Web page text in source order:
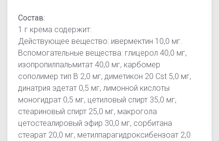
Состав:
1 г крема содержит:
Действующее вещество: ивермектин 10,0 мг.
Вспомогательные вещества: глицерол 40,0 мг,
изопропилпальмитат 40,0 мг, карбомер
сополимер тип В 2,0 мг, диметикон 20 Cst 5,0 мг,
динатрия эдетат 0,5 мг, лимонной кислоты
моногидрат 0,5 мг, цетиловый спирт 35,0 мг,
стеариновый спирт 25,0 мг, макрогола
цетостеалировый эфир 30,0 мг, сорбитана
стеарат 20,0 мг, метилпарагидроксибензоат 2,0